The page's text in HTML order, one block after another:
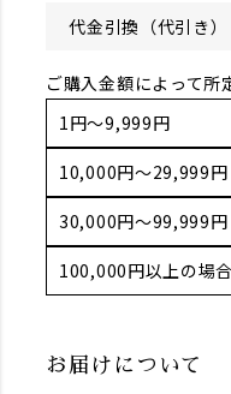
お届けについて
代金引換（代引き）
ご購入金額によって所
1円～9,999円
10,000円～29,999円
30,000円～99,999円
100,000円以上の場